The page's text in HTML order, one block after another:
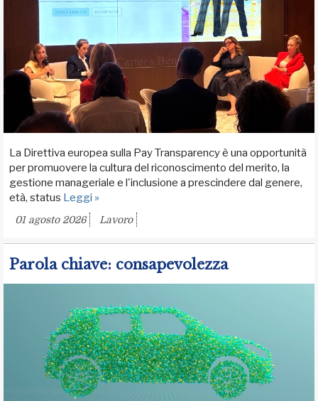
La Direttiva europea sulla Pay Transparency è una opportunità
per promuovere la cultura del riconoscimento del merito, la
gestione manageriale e l'inclusione a prescindere dal genere,
età, status Leggi »
01 agosto 2026 Lavoro
Parola chiave: consapevolezza